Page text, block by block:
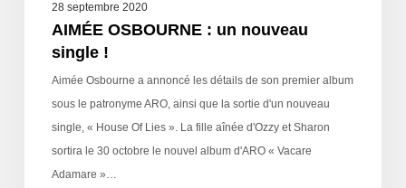
28 septembre 2020
AIMÉE OSBOURNE : un nouveau
single !
Aimée Osbourne a annoncé les détails de son premier album
sous le patronyme ARO, ainsi que la sortie d'un nouveau
single, « House Of Lies ». La fille aînée d'Ozzy et Sharon
sortira le 30 octobre le nouvel album d'ARO « Vacare
Adamare »…